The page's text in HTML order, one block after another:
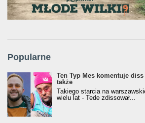
Popularne
Ten Typ Mes komentuje
także
Takiego starcia na
wielu lat - Tede zdissował...